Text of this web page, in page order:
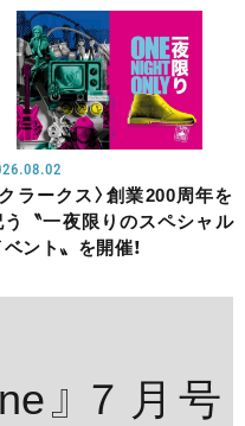
クラークス〉創業200周年を
う〝一夜限りのスペシャル
ベント〟を開催！
』７月号